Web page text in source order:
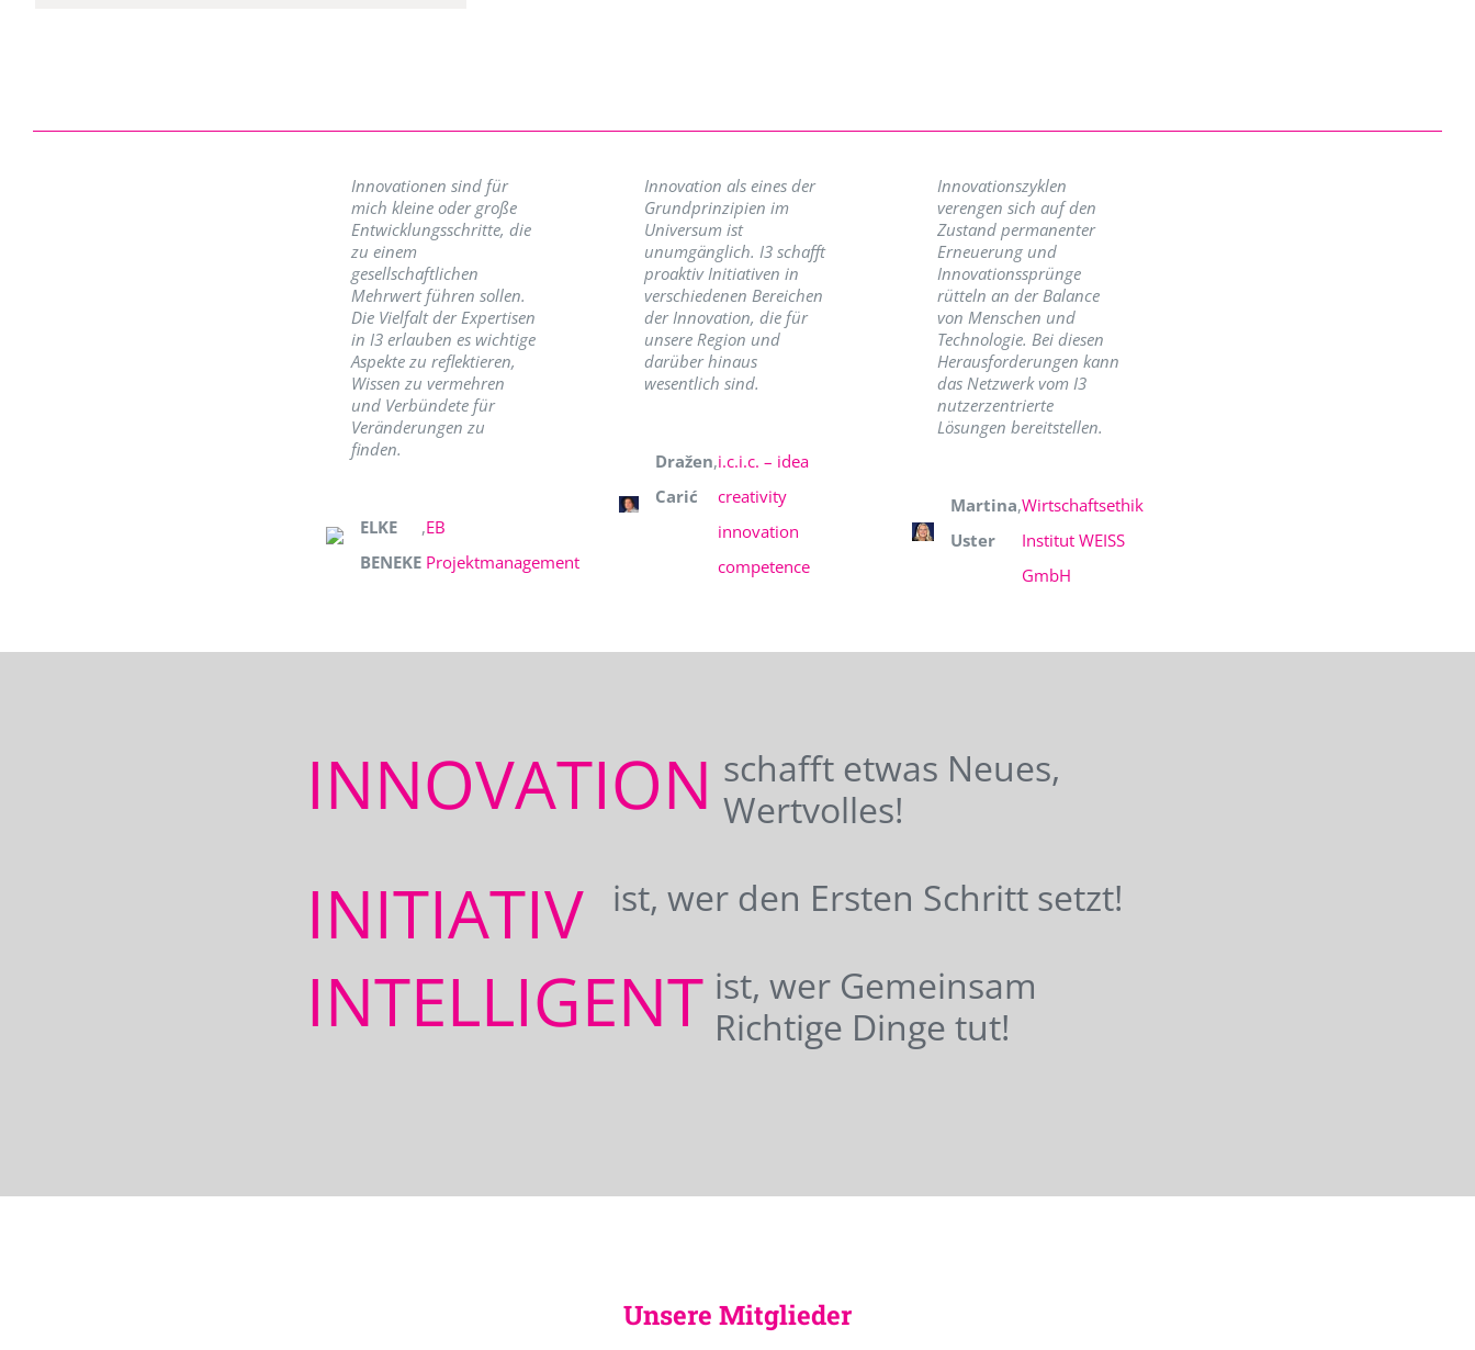
Innovationen sind für
mich kleine oder große
Entwicklungsschritte, die
zu einem
gesellschaftlichen
Mehrwert führen sollen.
Die Vielfalt der Expertisen
in I3 erlauben es wichtige
Aspekte zu reflektieren,
Wissen zu vermehren
und Verbündete für
Veränderungen zu
finden.
ELKE
BENEKE
,EB
Projektmanagement
Innovation als eines der
Grundprinzipien im
Universum ist
unumgänglich. I3 schafft
proaktiv Initiativen in
verschiedenen Bereichen
der Innovation, die für
unsere Region und
darüber hinaus
wesentlich sind.
Dražen
Carić
,i.c.i.c. – idea
creativity
innovation
competence
Innovationszyklen
verengen sich auf den
Zustand permanenter
Erneuerung und
Innovationssprünge
rütteln an der Balance
von Menschen und
Technologie. Bei diesen
Herausforderungen kann
das Netzwerk vom I3
nutzerzentrierte
Lösungen bereitstellen.
Martina
Uster
,Wirtschaftsethik
Institut WEISS
GmbH
INNOVATION schafft etwas Neues,
Wertvolles!
INITIATIV ist, wer den Ersten Schritt setzt!
INTELLIGENT ist, wer Gemeinsam
Richtige Dinge tut!
Unsere Mitglieder